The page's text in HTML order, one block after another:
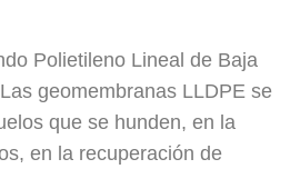
Polietileno Lineal de Baja
geomembranas LLDPE se
que se hunden, en la
en la recuperación de